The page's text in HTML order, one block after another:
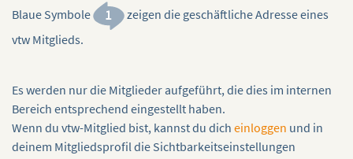
Blaue Symbole
zeigen die geschäftliche Adresse eines
vtw Mitglieds.
Es werden nur die Mitglieder aufgeführt, die dies im internen
Bereich entsprechend eingestellt haben.
Wenn du vtw-Mitglied bist, kannst du dich einloggen und in
deinem Mitgliedsprofil die Sichtbarkeitseinstellungen